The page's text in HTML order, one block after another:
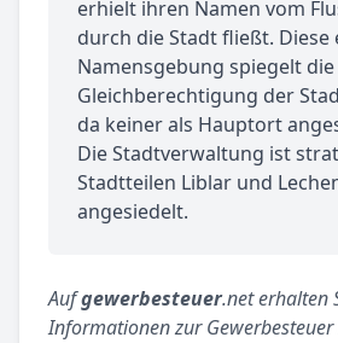
erhielt ihren Namen vom
durch die Stadt fließt.
Namensgebung spiegelt die
Gleichberechtigung der
da keiner als Hauptort
Die Stadtverwaltung ist
Stadtteilen Liblar und
angesiedelt.
Aufgewerbesteuer.net erhalten
Informationen zur